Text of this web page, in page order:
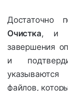
Достаточно
Очистка, и
завершения
и
файлов,